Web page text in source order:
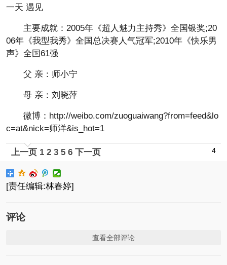
一天 遇见
主要成就：2005年《超人魅力主持秀》全国银奖;20
06年《我型我秀》全国总决赛人气冠军;2010年《快乐男
声》全国61强
父 亲：师小宁
母 亲：刘晓萍
微博：http://weibo.com/zuoguaiwang?from=feed&lo
c=at&nick=师洋&is_hot=1
上一页 1 2 3 4
5 6 下一页
[责任编辑:林春婷]
评论
查看全部评论